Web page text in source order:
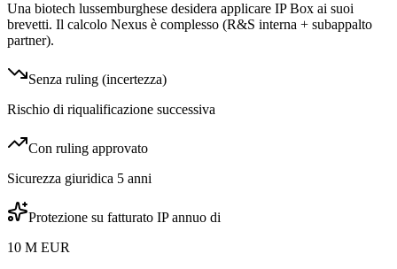
Una biotech lussemburghese desidera applicare IP Box ai suoi
brevetti. Il calcolo Nexus è complesso (R&S interna + subappalto
partner).
Senza ruling (incertezza)
Rischio di riqualificazione successiva
Con ruling approvato
Sicurezza giuridica 5 anni
Protezione su fatturato IP annuo di
10 M EUR